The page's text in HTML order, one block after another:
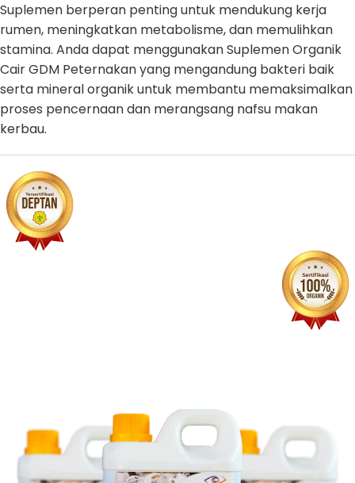
Suplemen berperan penting untuk mendukung kerja
rumen, meningkatkan metabolisme, dan memulihkan
stamina. Anda dapat menggunakan Suplemen Organik
Cair GDM Peternakan yang mengandung bakteri baik
serta mineral organik untuk membantu memaksimalkan
proses pencernaan dan merangsang nafsu makan
kerbau.